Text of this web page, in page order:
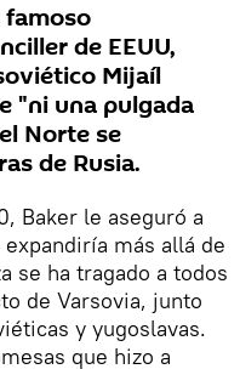
famoso
de EEUU,
Mijaíl
"ni una pulgada
Norte se
de Rusia.
Baker le aseguró a
más allá de
se ha tragado a todos
de Varsovia, junto
y yugoslavas.
que hizo a